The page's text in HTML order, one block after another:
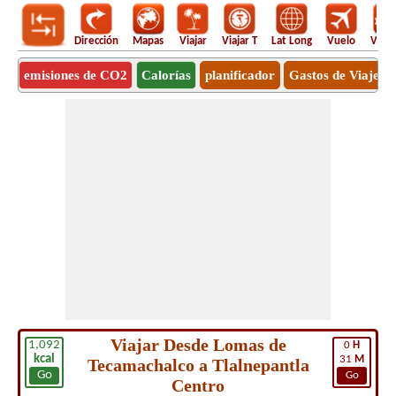
Dirección Mapas Viajar Viajar T Lat Long Vuelo
emisiones de CO2 Calorías planificador Gastos de Viaje
1,092
kcal
Go
0 H
31 M
Go
Viajar Desde Lomas de
Tecamachalco a Tlalnepantla
Centro